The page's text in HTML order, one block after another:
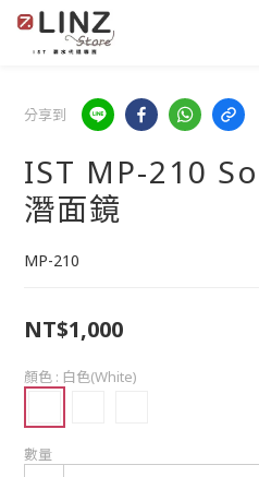
分享到
IST MP-210
潛面鏡
MP-210
NT$1,000
顏色 : 白色(White)
數量